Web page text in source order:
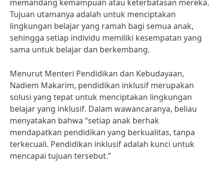
memandang kemampuan atau keterbatasan mereka.
Tujuan utamanya adalah untuk menciptakan
lingkungan belajar yang ramah bagi semua anak,
sehingga setiap individu memiliki kesempatan yang
sama untuk belajar dan berkembang.
Menurut Menteri Pendidikan dan Kebudayaan,
Nadiem Makarim, pendidikan inklusif merupakan
solusi yang tepat untuk menciptakan lingkungan
belajar yang inklusif. Dalam wawancaranya, beliau
menyatakan bahwa “setiap anak berhak
mendapatkan pendidikan yang berkualitas, tanpa
terkecuali. Pendidikan inklusif adalah kunci untuk
mencapai tujuan tersebut.”